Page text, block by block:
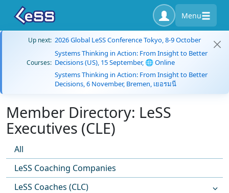
Menu
Up next: 2026 Global LeSS Conference Tokyo, 8-9 October
Courses:
Systems Thinking in Action: From Insight to Better
Decisions (US), 15 September, 🌐 Online
Systems Thinking in Action: From Insight to Better
Decisions, 6 November, Bremen, เยอรมนี
Member Directory: LeSS
Executives (CLE)
All
LeSS Coaching Companies
LeSS Coaches (CLC)